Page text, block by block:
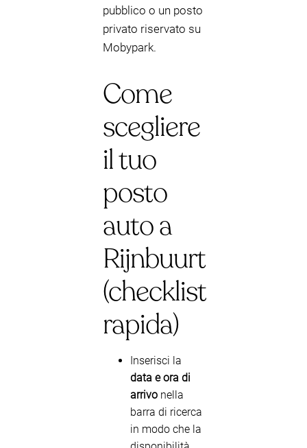
pubblico o un posto
privato riservato su
Mobypark.
Come
scegliere
il tuo
posto
auto a
Rijnbuurt
(checklist
rapida)
Inserisci la
data e ora di
arrivo nella
barra di ricerca
in modo che la